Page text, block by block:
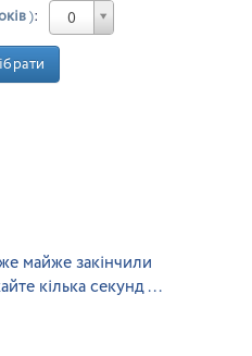
): 0
майже закінчили
кілька секунд ...